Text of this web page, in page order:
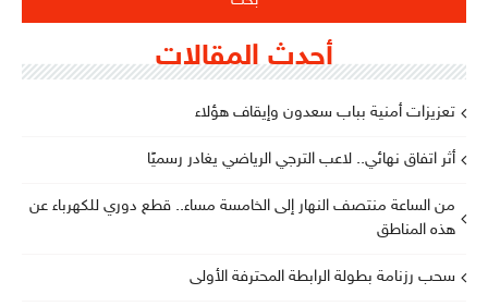
أحدث المقالات
تعزيزات أمنية بباب سعدون وإيقاف هؤلاء
أثر اتفاق نهائي.. لاعب الترجي الرياضي يغادر رسميًا
من الساعة منتصف النهار إلى الخامسة مساء.. قطع دوري للكهرباء عن
هذه المناطق
سحب رزنامة بطولة الرابطة المحترفة الأولى